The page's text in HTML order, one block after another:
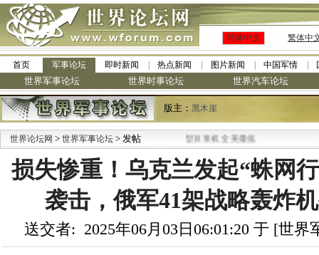
简体中文 繁体中
首页 军事论坛 即时新闻 热点新闻 图片新闻 中国军情
世界军事论坛 世界时事论坛 世界汽车论坛
版主： 黑木崖
世界论坛网 > 世界军事论坛 > 发帖
损失惨重！乌克兰发起“蛛网
袭击，俄军41架战略轰炸
送交者: 2025年06月03日06:01:20 于 [世